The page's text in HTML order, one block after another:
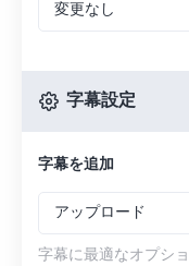
変更なし
字幕設定
字幕を追加
アップロード
字幕に最適なオプシ